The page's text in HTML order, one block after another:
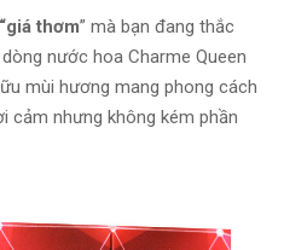
“giá thơm” mà bạn đang thắc
nước hoa Charme Queen
mùi hương mang phong cách
cảm nhưng không kém phần